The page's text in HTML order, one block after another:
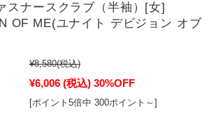
スナースクラブ（半袖）[女]
OF ME(ユナイト デビジョン オブ
¥8,580(税込)
¥6,006 (税込) 30%OFF
[ポイント5倍中 300ポイント～]